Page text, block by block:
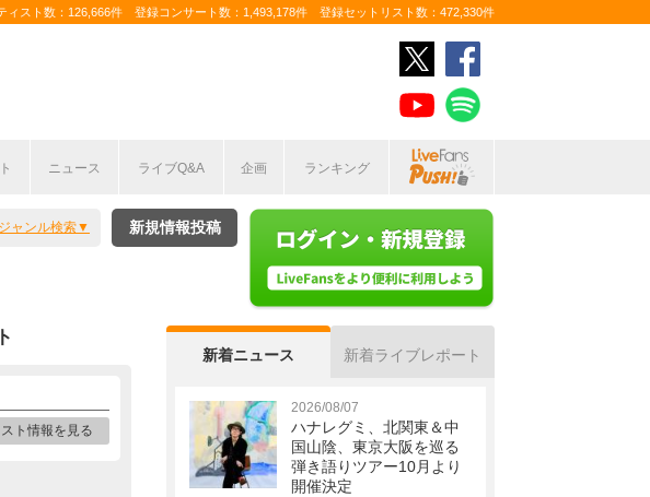
ィスト数：126,666件 登録コンサート数：1,493,178件 登録セットリスト数：472,330件
ニュース ライブQ&A 企画 ランキング
ジャンル検索 新規情報投稿
ト情報を見る
新着ニュース 新着ライブレポート
2026/08/07
ハナレグミ、北関東＆中
国山陰、東京大阪を巡る
弾き語りツアー10月より
開催決定